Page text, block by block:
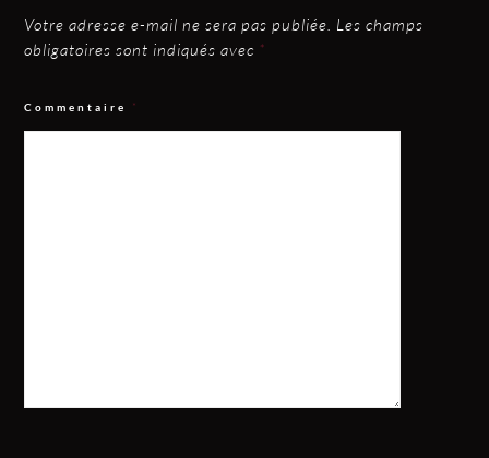
Votre adresse e-mail ne sera pas publiée. Les champs
obligatoires sont indiqués avec *
Commentaire *